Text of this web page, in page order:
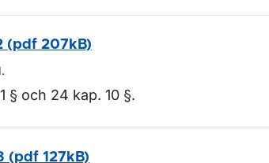
(pdf 207kB)
§ och 24 kap. 10 §.
(pdf 127kB)